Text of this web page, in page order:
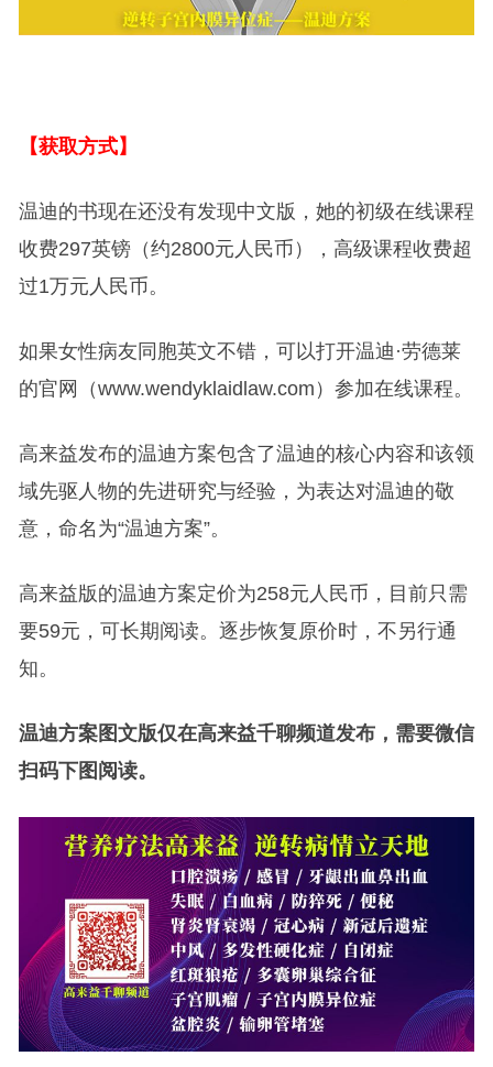
【获取方式】
温迪的书现在还没有发现中文版，她的初级在线课程
收费297英镑（约2800元人民币），高级课程收费超
过1万元人民币。
如果女性病友同胞英文不错，可以打开温迪·劳德莱
的官网（www.wendyklaidlaw.com）参加在线课程。
高来益发布的温迪方案包含了温迪的核心内容和该领
域先驱人物的先进研究与经验，为表达对温迪的敬
意，命名为“温迪方案”。
高来益版的温迪方案定价为258元人民币，目前只需
要59元，可长期阅读。逐步恢复原价时，不另行通
知。
温迪方案图文版仅在高来益千聊频道发布，需要微信
扫码下图阅读。